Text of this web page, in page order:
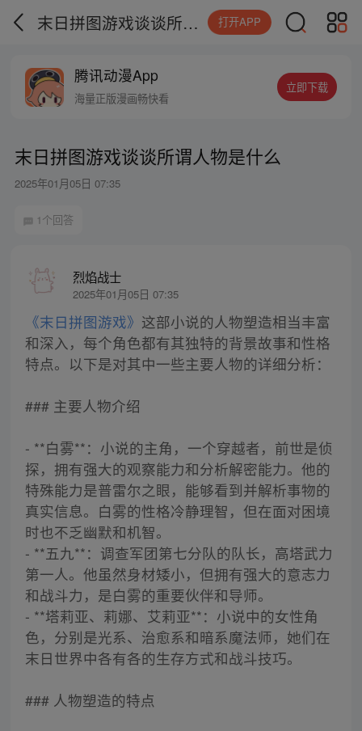
末日拼图游戏谈谈所谓人物是什么 打开APP
腾讯动漫App
海量正版漫画畅快看
立即下载
末日拼图游戏谈谈所谓人物是什么
2025年01月05日 07:35
1个回答
烈焰战士
2025年01月05日 07:35
《末日拼图游戏》 这部小说的人物塑造相当丰富
和深入，每个角色都有其独特的背景故事和性格
特点。以下是对其中一些主要人物的详细分析：
### 主要人物介绍
- **白雾**：小说的主角，一个穿越者，前世是侦
探，拥有强大的观察能力和分析解密能力。他的
特殊能力是普雷尔之眼，能够看到并解析事物的
真实信息。白雾的性格冷静理智，但在面对困境
时也不乏幽默和机智。
- **五九**：调查军团第七分队的队长，高塔武力
第一人。他虽然身材矮小，但拥有强大的意志力
和战斗力，是白雾的重要伙伴和导师。
- **塔莉亚、莉娜、艾莉亚**：小说中的女性角
色，分别是光系、治愈系和暗系魔法师，她们在
末日世界中各有各的生存方式和战斗技巧。
### 人物塑造的特点